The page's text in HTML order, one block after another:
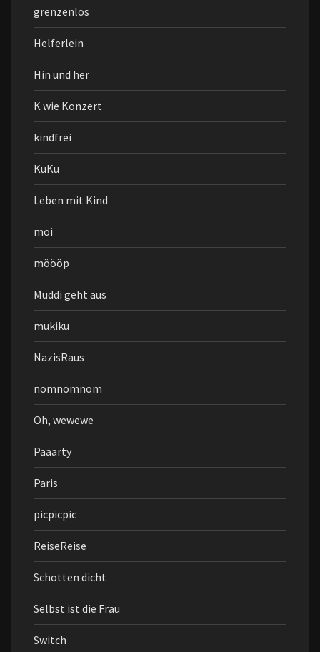
grenzenlos
Helferlein
Hin und her
K wie Konzert
kindfrei
KuKu
Leben mit Kind
moi
möööp
Muddi geht aus
mukiku
NazisRaus
nomnomnom
Oh, wewewe
Paaarty
Paris
picpicpic
ReiseReise
Schotten dicht
Selbst ist die Frau
Switch